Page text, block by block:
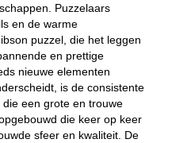
Puzzelaars
en de warme
puzzel, die het leggen
en prettige
nieuwe elementen
is de consistente
een grote en trouwe
die keer op keer
sfeer en kwaliteit. De